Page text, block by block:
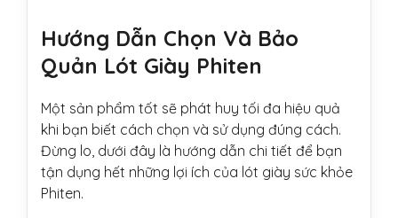
Hướng Dẫn Chọn Và Bảo
Quản Lót Giày Phiten
Một sản phẩm tốt sẽ phát huy tối đa hiệu quả
khi bạn biết cách chọn và sử dụng đúng cách.
Đừng lo, dưới đây là hướng dẫn chi tiết để bạn
tận dụng hết những lợi ích của lót giày sức khỏe
Phiten.